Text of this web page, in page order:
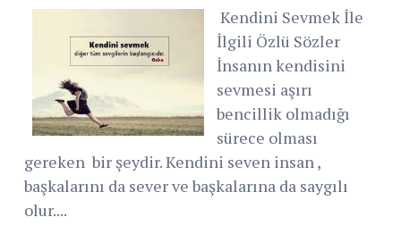
Kendini Sevmek İle
İlgili Özlü Sözler
İnsanın kendisini
sevmesi aşırı
bencillik olmadığı
sürece olması
gereken bir şeydir. Kendini seven insan ,
başkalarını da sever ve başkalarına da saygılı
olur....